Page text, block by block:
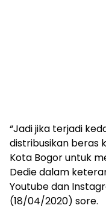
“Jadi jika terjadi
distribusikan beras
Kota Bogor untuk
Dedie dalam
Youtube dan
(18/04/2020) sore.